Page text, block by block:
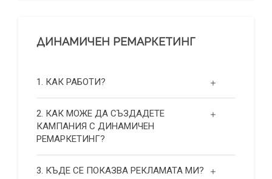
ДИНАМИЧЕН РЕМАРКЕТИНГ
1. КАК РАБОТИ?
2. КАК МОЖЕ ДА СЪЗДАДЕТЕ
КАМПАНИЯ С ДИНАМИЧЕН
РЕМАРКЕТИНГ?
3. КЪДЕ СЕ ПОКАЗВА РЕКЛАМАТА МИ?